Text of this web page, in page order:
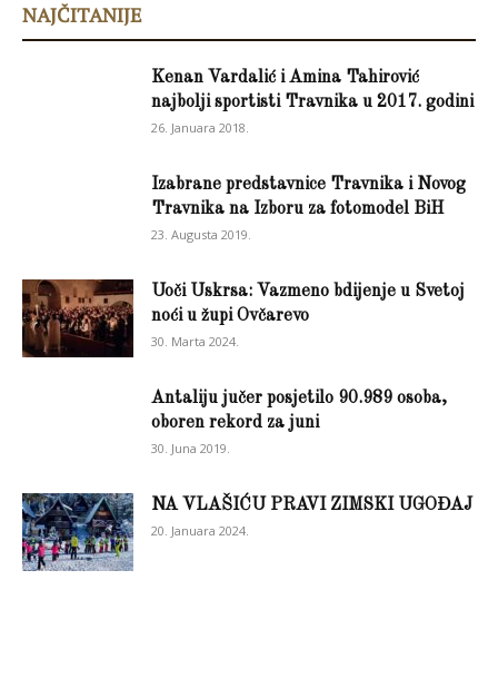
NAJČITANIJE
Kenan Vardalić i Amina Tahirović
najbolji sportisti Travnika u 2017. godini
26. Januara 2018.
Izabrane predstavnice Travnika i Novog
Travnika na Izboru za fotomodel BiH
23. Augusta 2019.
Uoči Uskrsa: Vazmeno bdijenje u Svetoj
noći u župi Ovčarevo
30. Marta 2024.
Antaliju jučer posjetilo 90.989 osoba,
oboren rekord za juni
30. Juna 2019.
NA VLAŠIĆU PRAVI ZIMSKI UGOĐAJ
20. Januara 2024.